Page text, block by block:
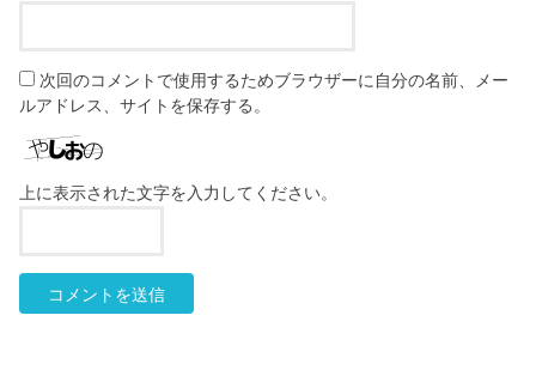
次回のコメントで使用するためブラウザーに自分の名前、メー
ルアドレス、サイトを保存する。
上に表示された文字を入力してください。